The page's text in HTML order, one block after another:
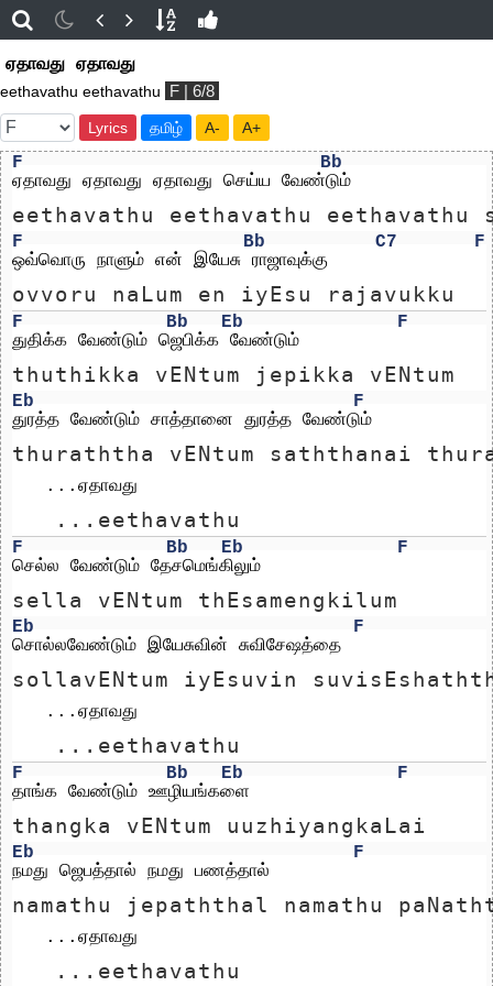
ஏதாவது ஏதாவது
eethavathu eethavathu F | 6/8
Lyrics தமிழ் A- A+
F
Bb
ஏதாவது ஏதாவது ஏதாவது செய்ய வேண்டும்
eethavathu eethavathu eethavathu
F Bb C7
F
ஒவ்வொரு நாளும் என் இயேசு ராஜாவுக்கு
ovvoru naLum en iyEsu rajavukku
F Bb Eb
F
துதிக்க வேண்டும் ஜெபிக்க வேண்டும்
thuthikka vENtum jepikka vENtum
Eb
F
துரத்த வேண்டும் சாத்தானை துரத்த வேண்டும்
thuraththa vENtum saththanai
   ...ஏதாவது
   ...eethavathu
F Bb Eb
F
செல்ல வேண்டும் தேசமெங்கிலும்
sella vENtum thEsamengkilum
Eb
F
சொல்லவேண்டும் இயேசுவின் சுவிசேஷத்தை
sollavENtum iyEsuvin
   ...ஏதாவது
   ...eethavathu
F Bb Eb
F
தாங்க வேண்டும் ஊழியங்களை
thangka vENtum uuzhiyangkaLai
Eb
F
நமது ஜெபத்தால் நமது பணத்தால்
namathu jepaththal namathu
   ...ஏதாவது
   ...eethavathu